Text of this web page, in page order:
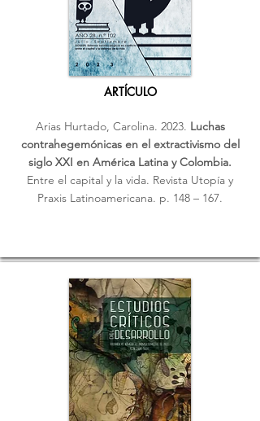
ARTÍCULO
Arias Hurtado, Carolina. 2023. Luchas
contrahegemónicas en el extractivismo del
siglo XXI en América Latina y Colombia.
Entre el capital y la vida. Revista Utopía y
Praxis Latinoamericana. p. 148 – 167.